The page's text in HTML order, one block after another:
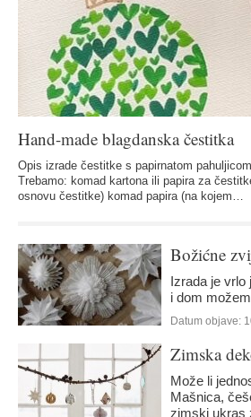
Hand-made blagdanska čestitka
Opis izrade čestitke s papirnatom pahuljicom
Trebamo: komad kartona ili papira za
osnovu čestitke) komad papira (na kojem…
Božićne
Izrada je
i dom
Datum objave:
Zimska
Može li
Mašnica,
zimski ukras